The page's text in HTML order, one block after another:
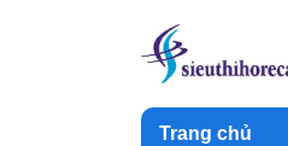
Trang chủ